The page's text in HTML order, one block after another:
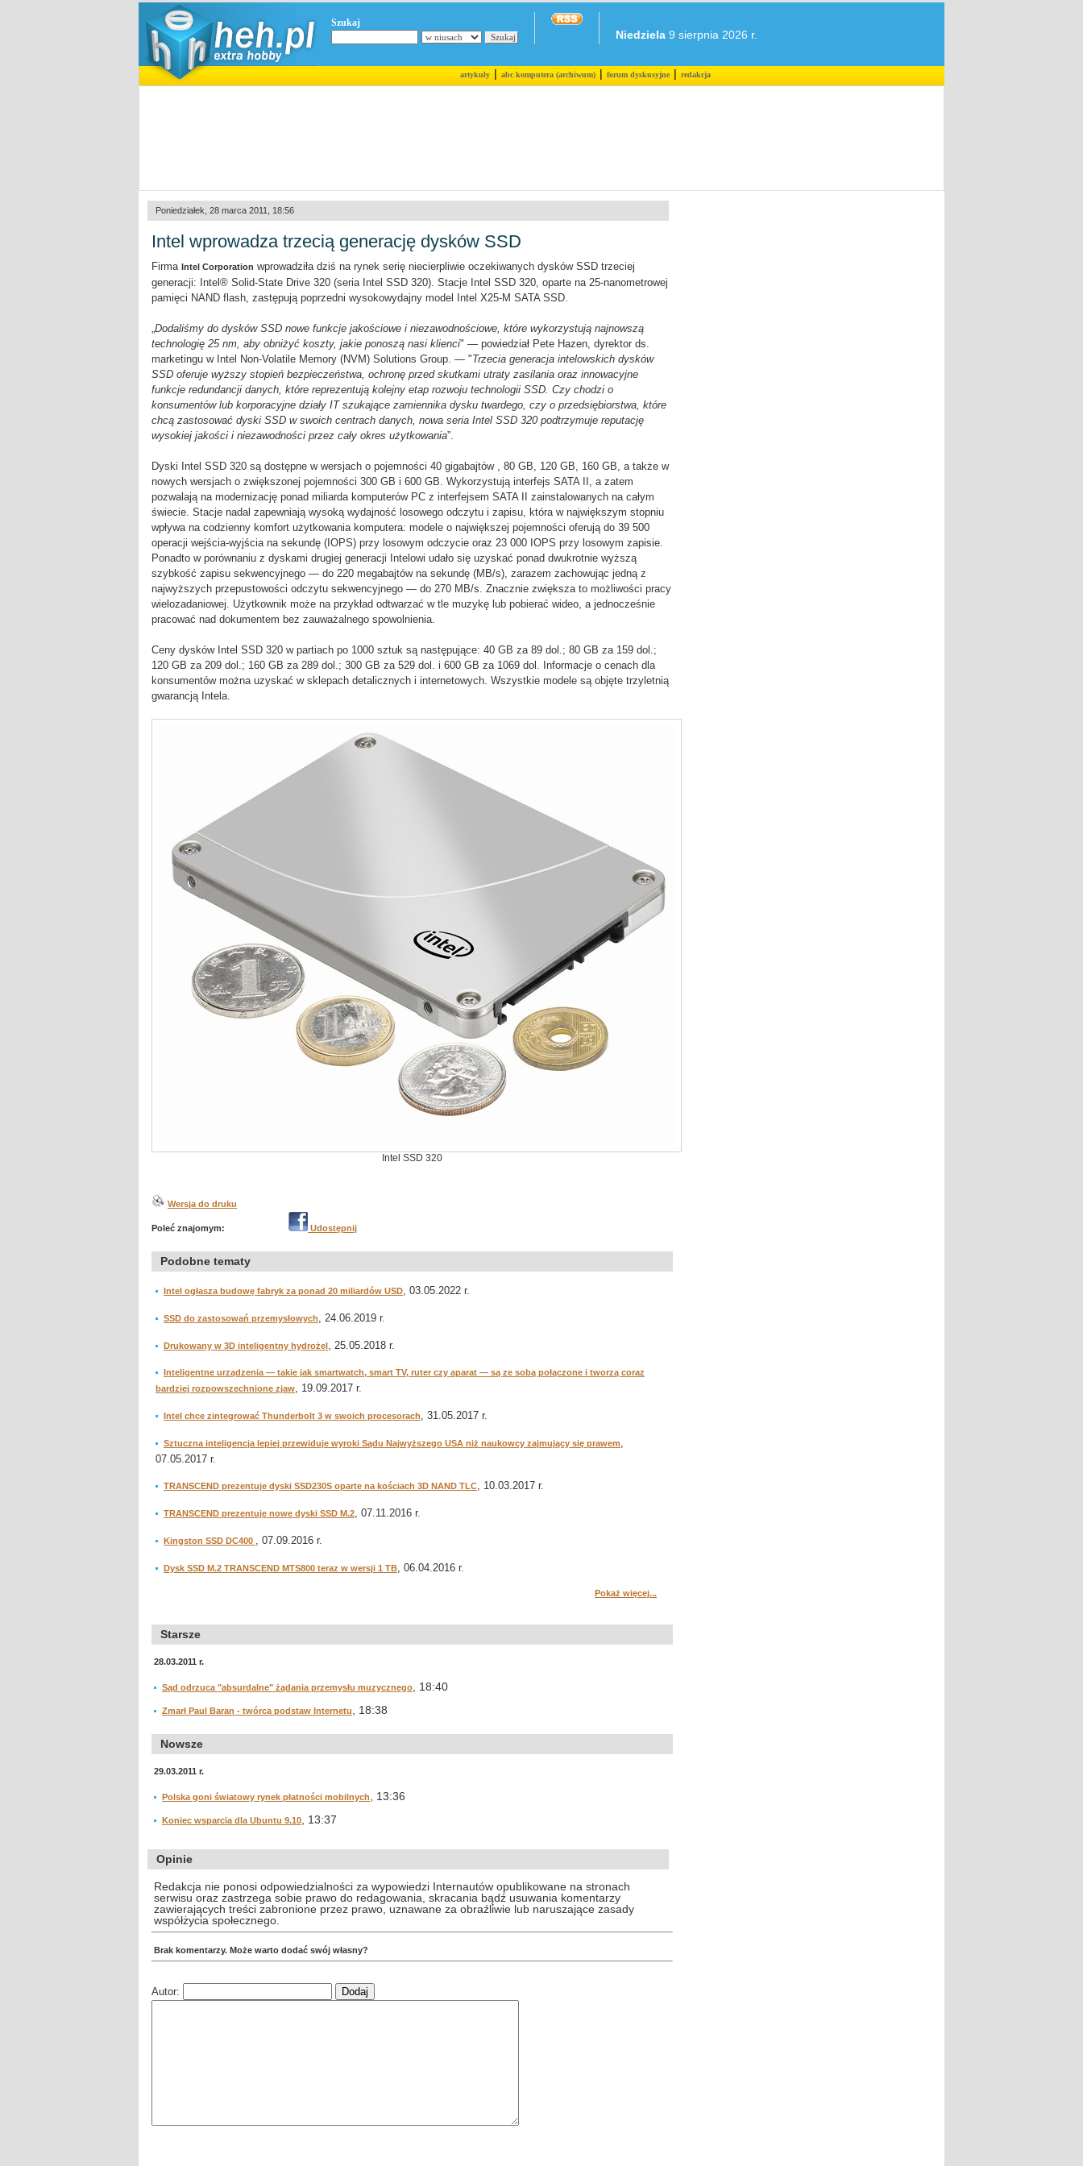
Szukaj
Niedziela 9 sierpnia 2026 r.
artykuły|abc komputera (archiwum)|forum dyskusyjne|redakcja
Poniedziałek, 28 marca 2011, 18:56
Intel wprowadza trzecią generację dysków SSD
Firma Intel Corporation wprowadziła dziś na rynek serię niecierpliwie oczekiwanych dysków SSD trzeciej
generacji: Intel® Solid-State Drive 320 (seria Intel SSD 320). Stacje Intel SSD 320, oparte na 25-nanometrowej
pamięci NAND flash, zastępują poprzedni wysokowydajny model Intel X25-M SATA SSD.
„Dodaliśmy do dysków SSD nowe funkcje jakościowe i niezawodnościowe, które wykorzystują najnowszą
technologię 25 nm, aby obniżyć koszty, jakie ponoszą nasi klienci" — powiedział Pete Hazen, dyrektor ds.
marketingu w Intel Non-Volatile Memory (NVM) Solutions Group. — "Trzecia generacja intelowskich dysków
SSD oferuje wyższy stopień bezpieczeństwa, ochronę przed skutkami utraty zasilania oraz innowacyjne
funkcje redundancji danych, które reprezentują kolejny etap rozwoju technologii SSD. Czy chodzi o
konsumentów lub korporacyjne działy IT szukające zamiennika dysku twardego, czy o przedsiębiorstwa, które
chcą zastosować dyski SSD w swoich centrach danych, nowa seria Intel SSD 320 podtrzymuje reputację
wysokiej jakości i niezawodności przez cały okres użytkowania”.
Dyski Intel SSD 320 są dostępne w wersjach o pojemności 40 gigabajtów , 80 GB, 120 GB, 160 GB, a także w
nowych wersjach o zwiększonej pojemności 300 GB i 600 GB. Wykorzystują interfejs SATA II, a zatem
pozwalają na modernizację ponad miliarda komputerów PC z interfejsem SATA II zainstalowanych na całym
świecie. Stacje nadal zapewniają wysoką wydajność losowego odczytu i zapisu, która w największym stopniu
wpływa na codzienny komfort użytkowania komputera: modele o największej pojemności oferują do 39 500
operacji wejścia-wyjścia na sekundę (IOPS) przy losowym odczycie oraz 23 000 IOPS przy losowym zapisie.
Ponadto w porównaniu z dyskami drugiej generacji Intelowi udało się uzyskać ponad dwukrotnie wyższą
szybkość zapisu sekwencyjnego — do 220 megabajtów na sekundę (MB/s), zarazem zachowując jedną z
najwyższych przepustowości odczytu sekwencyjnego — do 270 MB/s. Znacznie zwiększa to możliwości pracy
wielozadaniowej. Użytkownik może na przykład odtwarzać w tle muzykę lub pobierać wideo, a jednocześnie
pracować nad dokumentem bez zauważalnego spowolnienia.
Ceny dysków Intel SSD 320 w partiach po 1000 sztuk są następujące: 40 GB za 89 dol.; 80 GB za 159 dol.;
120 GB za 209 dol.; 160 GB za 289 dol.; 300 GB za 529 dol. i 600 GB za 1069 dol. Informacje o cenach dla
konsumentów można uzyskać w sklepach detalicznych i internetowych. Wszystkie modele są objęte trzyletnią
gwarancją Intela.
Intel SSD 320
Wersja do druku
Poleć znajomym: Udostępnij
Podobne tematy
Intel ogłasza budowę fabryk za ponad 20 miliardów USD, 03.05.2022 r.
SSD do zastosowań przemysłowych, 24.06.2019 r.
Drukowany w 3D inteligentny hydrożel, 25.05.2018 r.
Inteligentne urządzenia — takie jak smartwatch, smart TV, ruter czy aparat — są ze sobą połączone i tworzą coraz
bardziej rozpowszechnione zjaw, 19.09.2017 r.
Intel chce zintegrować Thunderbolt 3 w swoich procesorach, 31.05.2017 r.
Sztuczna inteligencja lepiej przewiduje wyroki Sądu Najwyższego USA niż naukowcy zajmujący się prawem,
07.05.2017 r.
TRANSCEND prezentuje dyski SSD230S oparte na kościach 3D NAND TLC, 10.03.2017 r.
TRANSCEND prezentuje nowe dyski SSD M.2, 07.11.2016 r.
Kingston SSD DC400 , 07.09.2016 r.
Dysk SSD M.2 TRANSCEND MTS800 teraz w wersji 1 TB, 06.04.2016 r.
Pokaż więcej...
Starsze
28.03.2011 r.
Sąd odrzuca "absurdalne" żądania przemysłu muzycznego , 18:40
Zmarł Paul Baran - twórca podstaw Internetu , 18:38
Nowsze
29.03.2011 r.
Polska goni światowy rynek płatności mobilnych , 13:36
Koniec wsparcia dla Ubuntu 9.10 , 13:37
Opinie
Redakcja nie ponosi odpowiedzialności za wypowiedzi Internautów opublikowane na stronach
serwisu oraz zastrzega sobie prawo do redagowania, skracania bądź usuwania komentarzy
zawierających treści zabronione przez prawo, uznawane za obraźliwie lub naruszające zasady
współżycia społecznego.
Brak komentarzy. Może warto dodać swój własny?
Autor: